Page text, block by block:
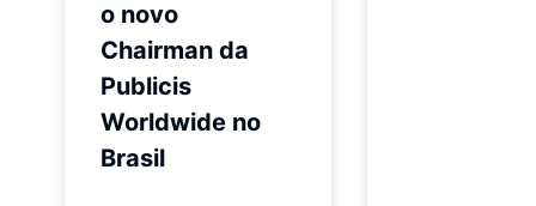
o novo
Chairman da
Publicis
Worldwide no
Brasil